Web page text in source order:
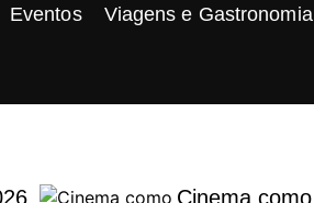
Eventos Viagens e Gastronomia
Cinema